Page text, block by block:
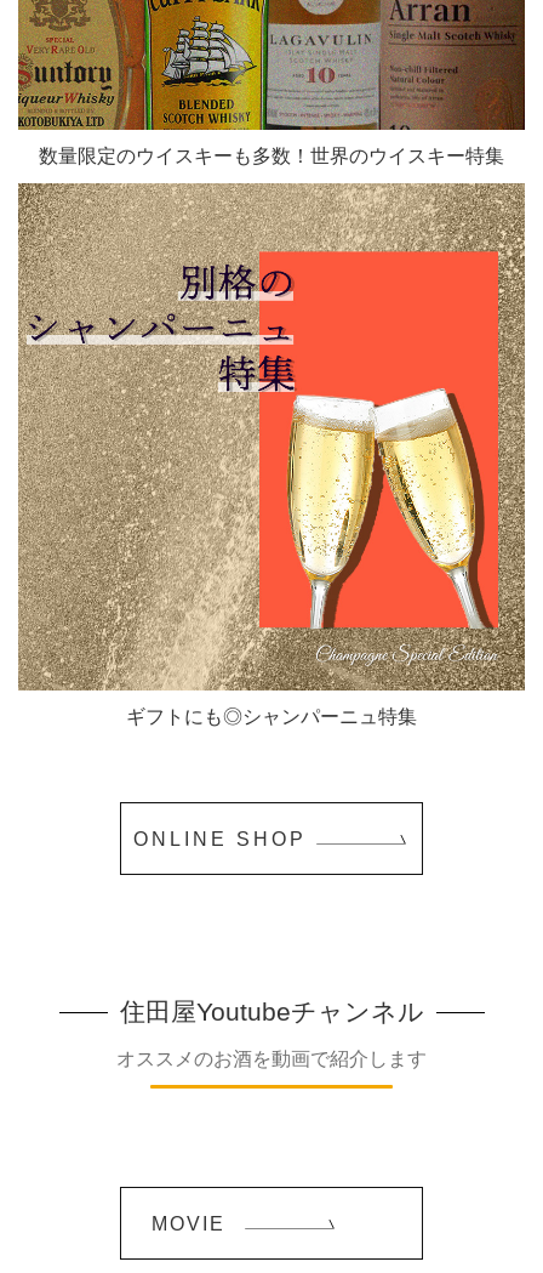
数量限定のウイスキーも多数！世界のウイスキー特集
ギフトにも◎シャンパーニュ特集
ONLINE SHOP
住田屋Youtubeチャンネル
オススメのお酒を動画で紹介します
MOVIE